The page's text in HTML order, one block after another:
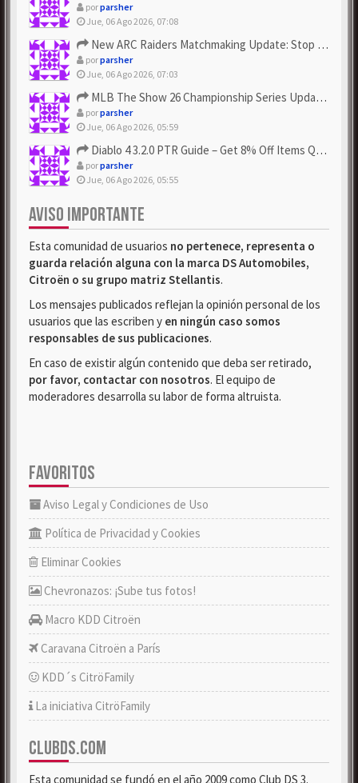
porparsher
Jue, 06 Ago 2026, 07:08
New ARC Raiders Matchmaking Update: Stop Failed - Grab Bluep...
porparsher
Jue, 06 Ago 2026, 07:03
MLB The Show 26 Championship Series Update! Get Cheap & ...
porparsher
Jue, 06 Ago 2026, 05:59
Diablo 4 3.2.0 PTR Guide – Get 8% Off Items Quickly to Test ...
porparsher
Jue, 06 Ago 2026, 05:55
AVISO IMPORTANTE
Esta comunidad de usuarios no pertenece, representa o
guarda relación alguna con la marca DS Automobiles,
Citroën o su grupo matriz Stellantis.
Los mensajes publicados reflejan la opinión personal de los
usuarios que las escriben y en ningún caso somos
responsables de sus publicaciones.
En caso de existir algún contenido que deba ser retirado,
por favor, contactar con nosotros. El equipo de
moderadores desarrolla su labor de forma altruista.
FAVORITOS
Aviso Legal y Condiciones de Uso
Política de Privacidad y Cookies
Eliminar Cookies
Chevronazos: ¡Sube tus fotos!
Macro KDD Citroën
Caravana Citroën a París
KDD´s CitröFamily
La iniciativa CitröFamily
CLUBDS.COM
Esta comunidad se fundó en el año 2009 como Club DS 3.